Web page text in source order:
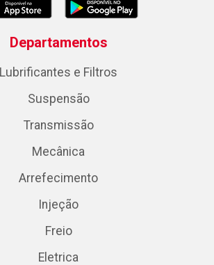
Departamentos
Lubrificantes e Filtros
Suspensão
Transmissão
Mecânica
Arrefecimento
Injeção
Freio
Eletrica